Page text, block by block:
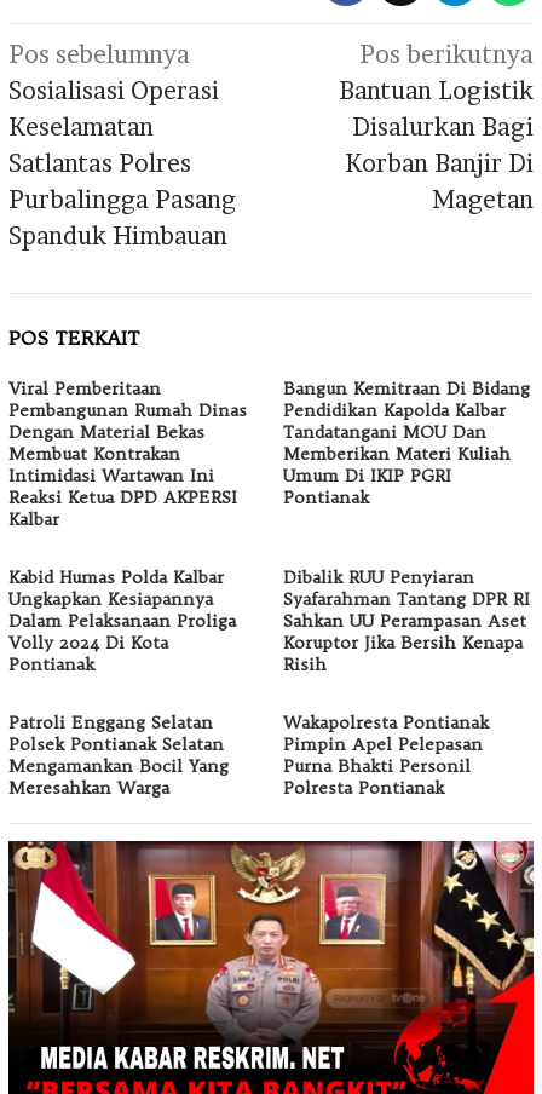
Navigasi
pos
Pos sebelumnya
Sosialisasi Operasi
Keselamatan
Satlantas Polres
Purbalingga Pasang
Spanduk Himbauan
Pos berikutnya
Bantuan Logistik
Disalurkan Bagi
Korban Banjir Di
Magetan
POS TERKAIT
Viral Pemberitaan
Pembangunan Rumah Dinas
Dengan Material Bekas
Membuat Kontrakan
Intimidasi Wartawan Ini
Reaksi Ketua DPD AKPERSI
Kalbar
Bangun Kemitraan Di Bidang
Pendidikan Kapolda Kalbar
Tandatangani MOU Dan
Memberikan Materi Kuliah
Umum Di IKIP PGRI
Pontianak
Kabid Humas Polda Kalbar
Ungkapkan Kesiapannya
Dalam Pelaksanaan Proliga
Volly 2024 Di Kota
Pontianak
Dibalik RUU Penyiaran
Syafarahman Tantang DPR RI
Sahkan UU Perampasan Aset
Koruptor Jika Bersih Kenapa
Risih
Patroli Enggang Selatan
Polsek Pontianak Selatan
Mengamankan Bocil Yang
Meresahkan Warga
Wakapolresta Pontianak
Pimpin Apel Pelepasan
Purna Bhakti Personil
Polresta Pontianak